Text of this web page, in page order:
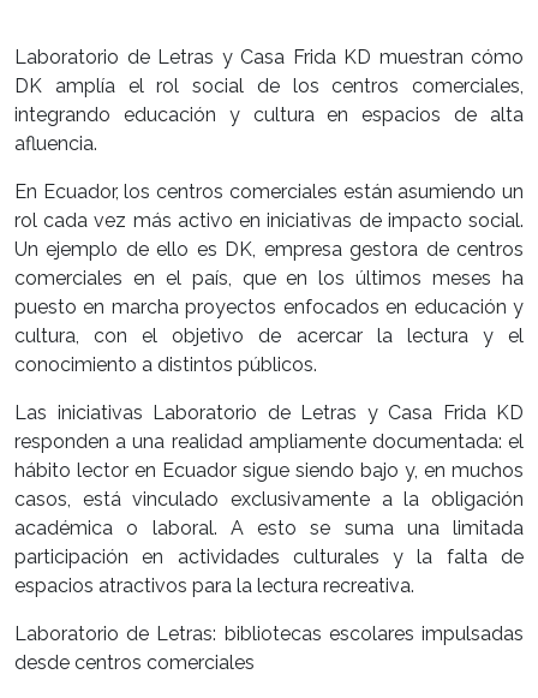
Laboratorio de Letras y Casa Frida KD muestran cómo
DK amplía el rol social de los centros comerciales,
integrando educación y cultura en espacios de alta
afluencia.
En Ecuador, los centros comerciales están asumiendo un
rol cada vez más activo en iniciativas de impacto social.
Un ejemplo de ello es DK, empresa gestora de centros
comerciales en el país, que en los últimos meses ha
puesto en marcha proyectos enfocados en educación y
cultura, con el objetivo de acercar la lectura y el
conocimiento a distintos públicos.
Las iniciativas Laboratorio de Letras y Casa Frida KD
responden a una realidad ampliamente documentada: el
hábito lector en Ecuador sigue siendo bajo y, en muchos
casos, está vinculado exclusivamente a la obligación
académica o laboral. A esto se suma una limitada
participación en actividades culturales y la falta de
espacios atractivos para la lectura recreativa.
Laboratorio de Letras: bibliotecas escolares impulsadas
desde centros comerciales